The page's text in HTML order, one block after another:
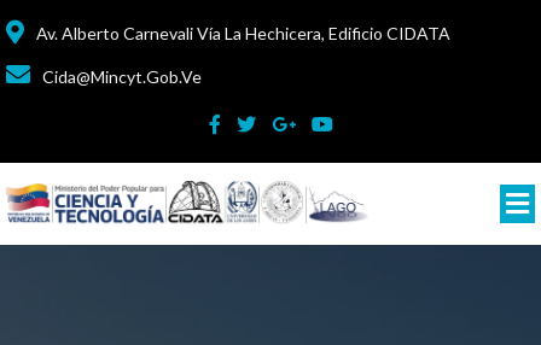
Av. Alberto Carnevali Vía La Hechicera, Edificio CIDATA
Cida@mincyt.gob.ve